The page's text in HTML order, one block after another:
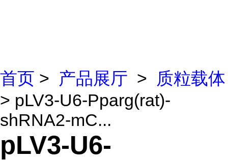
首页 > 产品展厅 >
质粒载体
> pLV3-U6-Pparg(rat)-
shRNA2-mC...
pLV3-U6-